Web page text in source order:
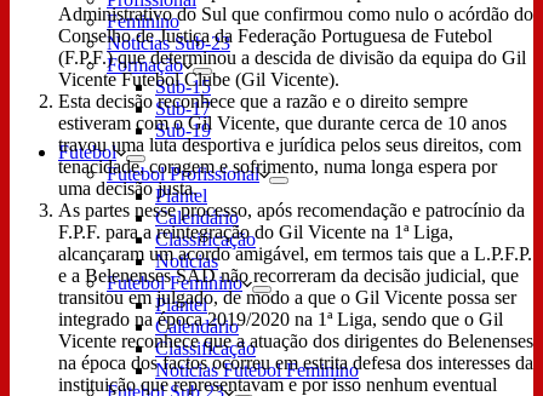
Feminino
Notícias Sub-23
Formação
Sub-15
Sub-17
Sub-19
Futebol
Futebol Profissional
Plantel
Calendário
Classificação
Notícias
Futebol Feminino
Plantel
Calendário
Classificação
Notícias Futebol Feminino
Futebol Sub 23
Administrativo do Sul que confirmou como nulo o acórdão do
Conselho de Justiça da Federação Portuguesa de Futebol
(F.P.F.) que determinou a descida de divisão da equipa do Gil
Vicente Futebol Clube (Gil Vicente).
Esta decisão reconhece que a razão e o direito sempre
estiveram com o Gil Vicente, que durante cerca de 10 anos
travou uma luta desportiva e jurídica pelos seus direitos, com
tenacidade, coragem e sofrimento, numa longa espera por
uma decisão justa.
As partes nesse processo, após recomendação e patrocínio da
F.P.F. para a reintegração do Gil Vicente na 1ª Liga,
alcançaram um acordo amigável, em termos tais que a L.P.F.P.
e a Belenenses SAD não recorreram da decisão judicial, que
transitou em julgado, de modo a que o Gil Vicente possa ser
integrado na época 2019/2020 na 1ª Liga, sendo que o Gil
Vicente reconhece que a atuação dos dirigentes do Belenenses
na época dos factos ocorreu em estrita defesa dos interesses da
instituição que representavam e por isso nenhum eventual